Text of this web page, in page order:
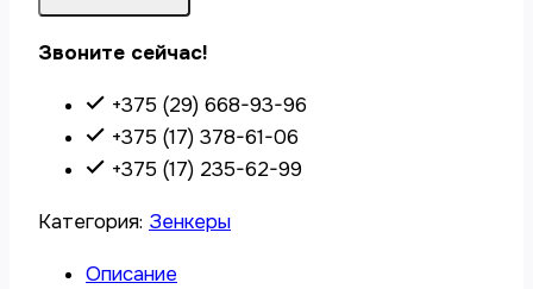
Звоните сейчас!
+375 (29) 668-93-96
+375 (17) 378-61-06
+375 (17) 235-62-99
Категория: Зенкеры
Описание